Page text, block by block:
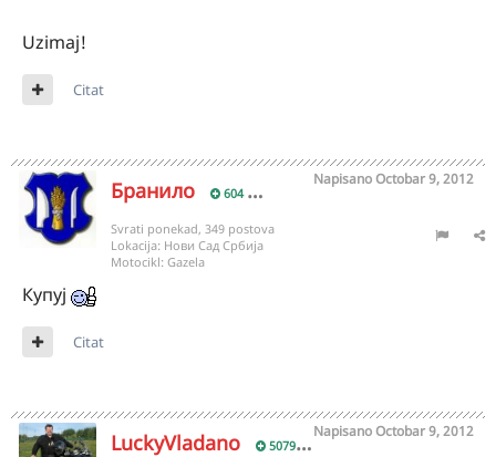
Uzimaj!
Citat
Бранило 604
NapisanoOctobar 9, 2012
Svrati ponekad, 349 postova
Lokacija: Нови Сад Србија
Motocikl: Gazela
Купуј
Citat
LuckyVladano 5079
NapisanoOctobar 9, 2012